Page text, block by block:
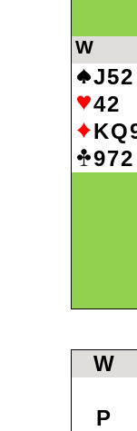
W
J52
42
972
ディ
W
P